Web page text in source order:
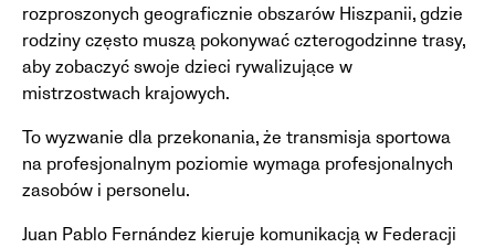
rozproszonych geograficznie obszarów Hiszpanii, gdzie
rodziny często muszą pokonywać czterogodzinne trasy,
aby zobaczyć swoje dzieci rywalizujące w
mistrzostwach krajowych.
To wyzwanie dla przekonania, że transmisja sportowa
na profesjonalnym poziomie wymaga profesjonalnych
zasobów i personelu.
Juan Pablo Fernández kieruje komunikacją w Federacji